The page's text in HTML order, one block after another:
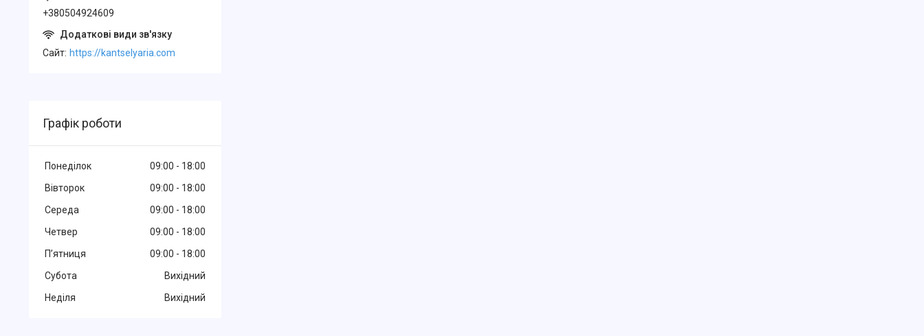
+380504924609
Cайт https://kantselyaria.com
Графік роботи
Понеділок 09:00
18:00
Вівторок
09:00
18:00
Середа
09:00
18:00
Четвер
09:00
18:00
Пʼятниця
09:00
18:00
Субота
Вихідний
Неділя
Вихідний